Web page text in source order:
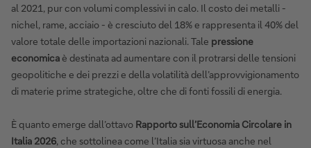
al 2021, pur con volumi complessivi in calo. Il costo dei metalli -
nichel, rame, acciaio - è cresciuto del 18% e rappresenta il 40% del
valore totale delle importazioni nazionali. Tale pressione
economicaè destinata ad aumentare con il protrarsi delle tensioni
geopolitiche e dei prezzi e della volatilità dell’approvvigionamento
di materie prime strategiche, oltre che di fonti fossili di energia.
È quanto emerge dall’ottavo Rapporto sull’Economia Circolare in
Italia 2026, che sottolinea come l’Italia sia virtuosa anche nel